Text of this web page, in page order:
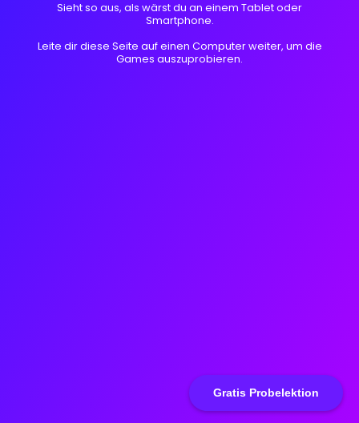
Gratis Probelektion
Sieht so aus, als wärst du an einem Tablet oder
Smartphone.
Leite dir diese Seite auf einen Computer weiter, um die
Games auszuprobieren.